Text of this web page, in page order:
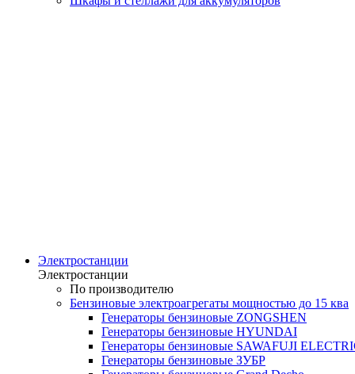
Электростанции
Электростанции
По производителю
Бензиновые электроагрегаты мощностью до 15 ква
Генераторы бензиновые ZONGSHEN
Генераторы бензиновые HYUNDAI
Генераторы бензиновые SAWAFUJI
Генераторы бензиновые ЗУБР